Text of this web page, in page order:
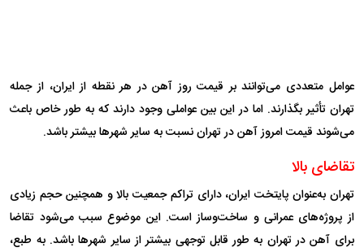
عوامل متعددی می‌توانند بر قیمت روز آهن در هر نقطه از ایران، از جمله
تهران تأثیر بگذارند. اما در این بین عواملی وجود دارند که به طور خاص باعث
می‌شوند قیمت امروز آهن در تهران نسبت به سایر شهرها بیشتر باشد.
تقاضای بالا
تهران به‌عنوان پایتخت ایران، دارای تراکم جمعیت بالا و همچنین حجم زیادی
از پروژه‌های عمرانی و ساخت‌وساز است. این موضوع سبب می‌شود تقاضا
برای آهن در تهران به طور قابل توجهی بیشتر از سایر شهرها باشد. به طبع،